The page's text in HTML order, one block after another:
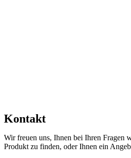
Kontakt
Wir freuen uns, Ihnen bei Ihren Fragen
Produkt zu finden, oder Ihnen ein